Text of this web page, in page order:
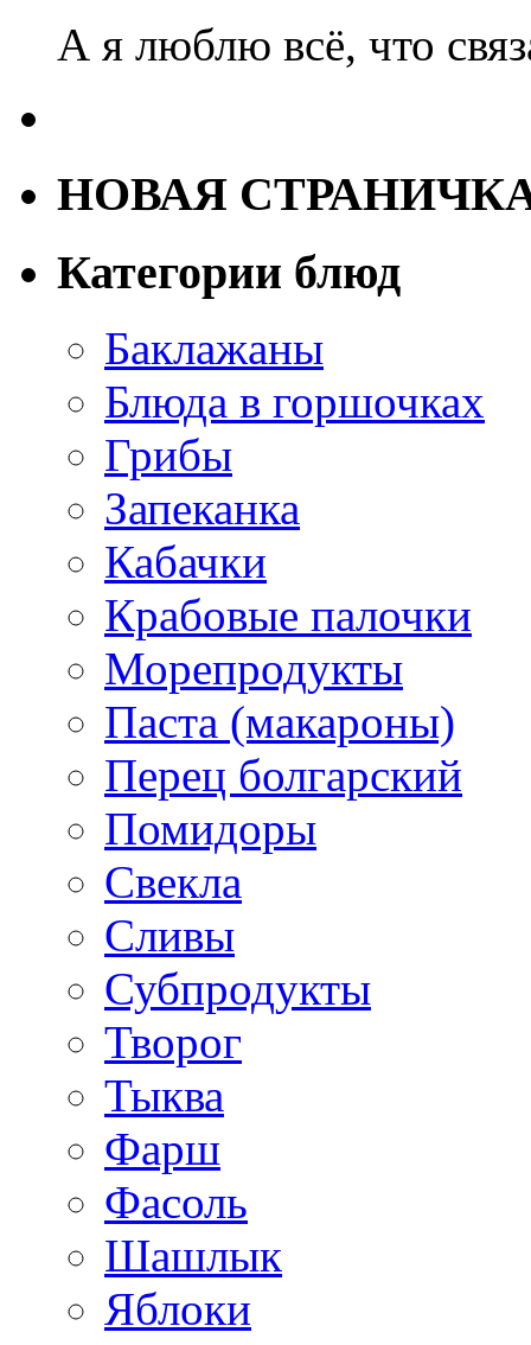
А я люблю всё, что
НОВАЯ
Категории блюд
Баклажаны
Блюда в горшочках
Грибы
Запеканка
Кабачки
Крабовые палочки
Морепродукты
Паста (макароны)
Перец болгарский
Помидоры
Свекла
Сливы
Субпродукты
Творог
Тыква
Фарш
Фасоль
Шашлык
Яблоки